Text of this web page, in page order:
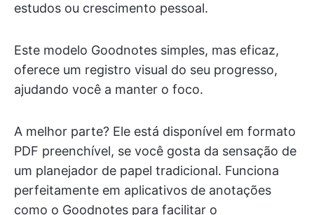
estudos ou crescimento pessoal.
Este modelo Goodnotes simples, mas eficaz,
oferece um registro visual do seu progresso,
ajudando você a manter o foco.
A melhor parte? Ele está disponível em formato
PDF preenchível, se você gosta da sensação de
um planejador de papel tradicional. Funciona
perfeitamente em aplicativos de anotações
como o Goodnotes para facilitar o